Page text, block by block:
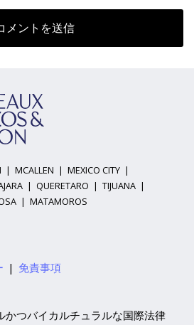
| MCALLEN | MEXICO CITY |
| QUERETARO | TIJUANA |
| MATAMOROS
免責事項
かつバイカルチュラルな国際法律